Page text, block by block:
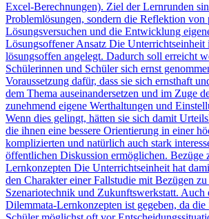
Excel-Berechnungen). Ziel der Lernrunden
Problemlösungen, sondern die Reflektion von
Lösungsversuchen und die Entwicklung
Lösungsoffener Ansatz Die Unterrichtseinheit
lösungsoffen angelegt. Dadurch soll erreicht
Schülerinnen und Schüler sich ernst
Voraussetzung dafür, dass sie sich ernsthaft
dem Thema auseinandersetzen und im Zuge
zunehmend eigene Werthaltungen und
Wenn dies gelingt, hätten sie sich damit
die ihnen eine bessere Orientierung in einer
komplizierten und natürlich auch stark
öffentlichen Diskussion ermöglichen. Bezüge
Lernkonzepten Die Unterrichtseinheit hat
den Charakter einer Fallstudie mit Bezügen
Szenariotechnik und Zukunftswerkstatt. Auch
Dilemmata-Lernkonzepten ist gegeben, da